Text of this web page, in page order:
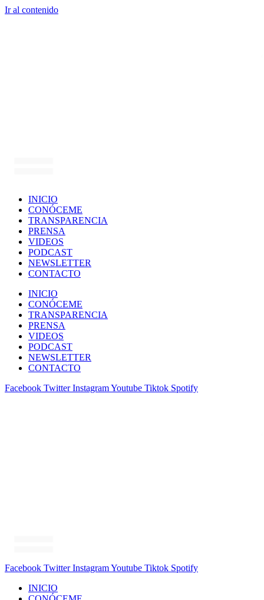
Ir al contenido
INICIO
CONÓCEME
TRANSPARENCIA
PRENSA
VIDEOS
PODCAST
NEWSLETTER
CONTACTO
INICIO
CONÓCEME
TRANSPARENCIA
PRENSA
VIDEOS
PODCAST
NEWSLETTER
CONTACTO
Facebook Twitter InstagramYoutube Tiktok Spotify
Facebook Twitter InstagramYoutube Tiktok Spotify
INICIO